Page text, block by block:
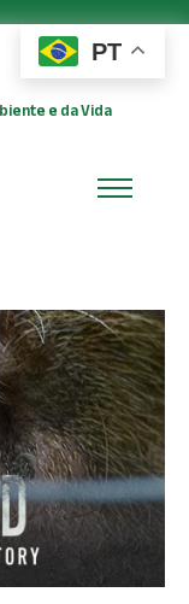
e da Vida
PT